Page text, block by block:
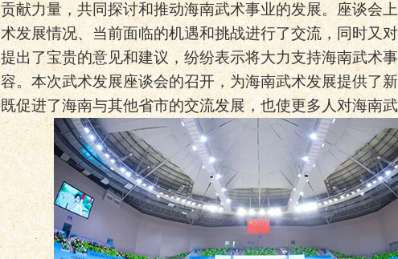
贡献力量，共同探讨和推动海南武术事业的发展。座谈会
术发展情况、当前面临的机遇和挑战进行了交流，同时又
提出了宝贵的意见和建议，纷纷表示将大力支持海南武术
容。本次武术发展座谈会的召开，为海南武术发展提供了
既促进了海南与其他省市的交流发展，也使更多人对海南